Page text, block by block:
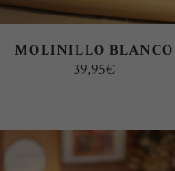
MOLINILLO BLANCO
39,95€